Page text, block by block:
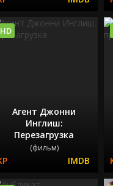
Агент Джонни
Инглиш:
Перезагрузка
(фильм)
HD